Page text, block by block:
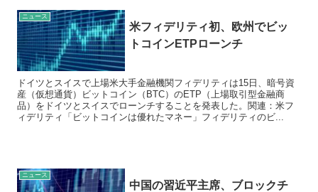
ニュース
米フィデリティ初、欧州でビッ
トコインETPローンチ
ドイツとスイスで上場米大手金融機関フィデリティは15日、暗号資
産（仮想通貨）ビットコイン（BTC）のETP（上場取引型金融商
品）をドイツとスイスでローンチすることを発表した。関連：米フ
ィデリティ「ビットコインは優れたマネー」フィデリティのビ...
ニュース
中国の習近平主席、ブロックチ